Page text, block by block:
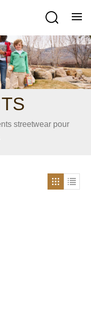
streetwear pour